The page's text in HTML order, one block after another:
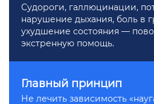
Судороги, галлюцинации,
нарушение дыхания, боль в
ухудшение состояния —
экстренную помощь.
Главный принцип
Не лечить зависимость